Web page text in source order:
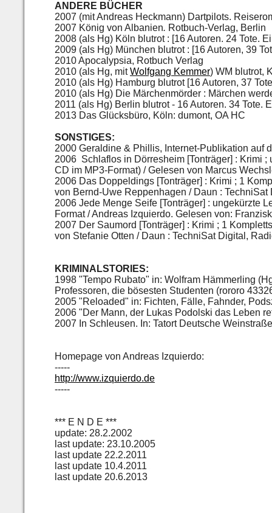
ANDERE BÜCHER
2007 (mit Andreas Heckmann) Dartpilots.
2007 König von Albanien. Rotbuch-Verlag, Berlin
2008 (als Hg) Köln blutrot : [16 Autoren. 24 Tote.
2009 (als Hg) München blutrot : [16 Autoren, 39
2010 Apocalypsia, Rotbuch Verlag
2010 (als Hg, mitWolfgang Kemmer) WM blutrot,
2010 (als Hg) Hamburg blutrot [16 Autoren, 37
2010 (als Hg) Die Märchenmörder : Märchen
2011 (als Hg) Berlin blutrot - 16 Autoren. 34 Tote.
2013 Das Glücksbüro, Köln: dumont, OA HC
SONSTIGES:
2000 Geraldine & Phillis, Internet-Publikation auf
2006 Schlaflos in Dörresheim [Tonträger] : Krimi
CD im MP3-Format) / Gelesen von Marcus
2006 Das Doppeldings [Tonträger] : Krimi ; 1
von Bernd-Uwe Reppenhagen / Daun :
2006 Jede Menge Seife [Tonträger] : ungekürzte
Format / Andreas Izquierdo. Gelesen von:
2007 Der Saumord [Tonträger] : Krimi ; 1
von Stefanie Otten / Daun : TechniSat Digital,
KRIMINALSTORIES:
1998 "Tempo Rubato" in: Wolfram Hämmerling
Professoren, die bösesten Studenten (rororo
2005 "Reloaded" in: Fichten, Fälle, Fahnder,
2006 "Der Mann, der Lukas Podolski das Leben
2007 In Schleusen. In: Tatort Deutsche
Homepage von Andreas Izquierdo:
-----
http://www.izquierdo.de
-----
*** E N D E ***
update: 28.2.2002
last update: 23.10.2005
last update 22.2.2011
last update 10.4.2011
last update 20.6.2013